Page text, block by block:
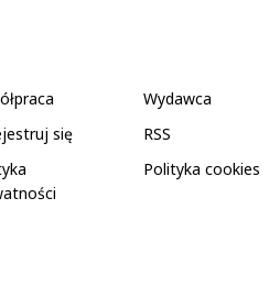
Wydawca
się
RSS
Polityka cookies